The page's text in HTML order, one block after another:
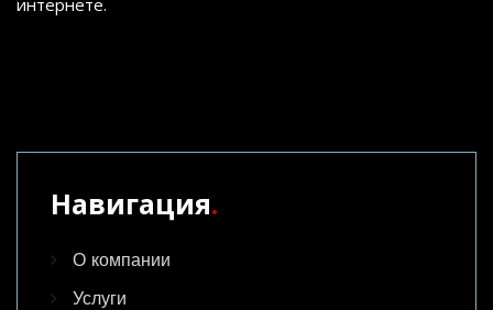
интернете.
Навигация.
О компании
Услуги